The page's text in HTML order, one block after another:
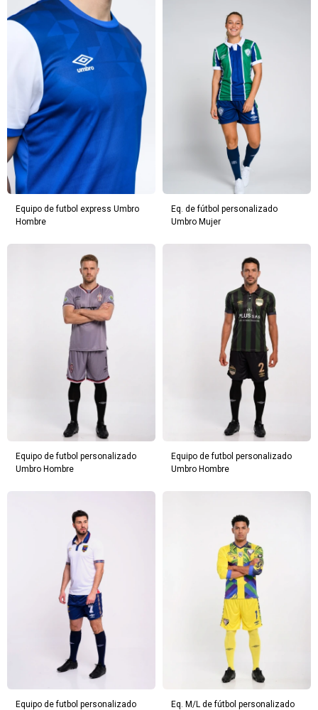
Equipo de futbol express Umbro
Hombre
Eq. de fútbol personalizado
Umbro Mujer
Equipo de futbol personalizado
Umbro Hombre
Equipo de futbol personalizado
Umbro Hombre
Equipo de futbol personalizado
Eq. M/L de fútbol personalizado